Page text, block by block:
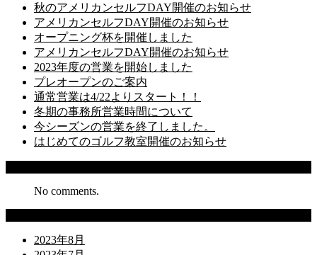
秋のアメリカンセルフDAY開催のお知らせ
アメリカンセルフDAY開催のお知らせ
オープニング杯を開催しました
アメリカンセルフDAY開催のお知らせ
2023年度の営業を開始しました
プレオープンのご案内
通常営業は4/22よりスタート！！
冬期の事務所営業時間について
今シーズンの営業を終了しました。
はじめてのゴルフ教室開催のお知らせ
No comments.
2023年8月